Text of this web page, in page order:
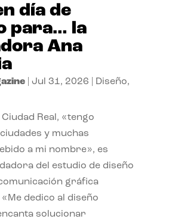
día de
para… la
Ana
| Jul 31, 2026 Diseño,
Real, «tengo
y muchas
a mi nombre», es
del estudio de diseño
gráfica
dedico al diseño
solucionar